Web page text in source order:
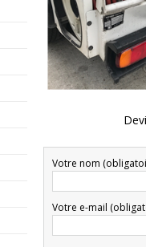
Votre nom
Votre e-mail